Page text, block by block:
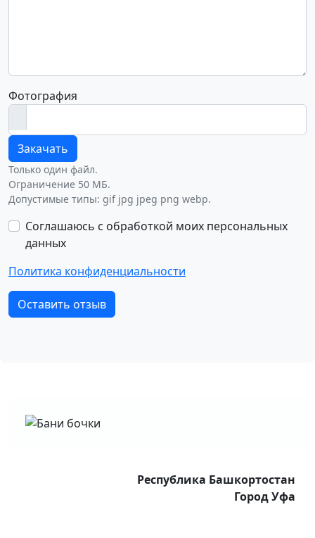
Фотография
Закачать
Только один файл.
Ограничение 50 МБ.
Допустимые типы: gif jpg jpeg png webp.
Соглашаюсь с обработкой моих персональных
данных
Политика конфиденциальности
Оставить отзыв
Республика Башкортостан
Город Уфа